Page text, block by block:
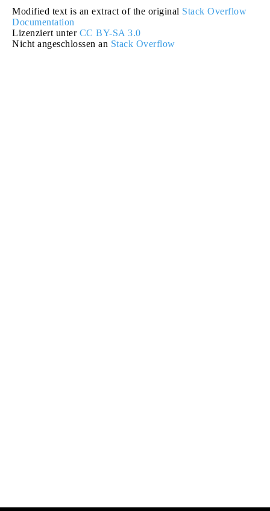
Modified text is an extract of the original Stack Overflow
Documentation
Lizenziert unter CC BY-SA 3.0
Nicht angeschlossen an Stack Overflow